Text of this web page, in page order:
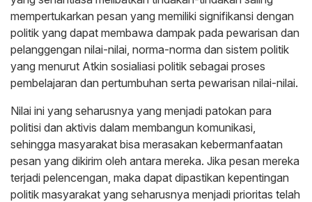
mempertukarkan pesan yang memiliki signifikansi dengan
politik yang dapat membawa dampak pada pewarisan dan
pelanggengan nilai-nilai, norma-norma dan sistem politik
yang menurut Atkin sosialiasi politik sebagai proses
pembelajaran dan pertumbuhan serta pewarisan nilai-nilai.
Nilai ini yang seharusnya yang menjadi patokan para
politisi dan aktivis dalam membangun komunikasi,
sehingga masyarakat bisa merasakan kebermanfaatan
pesan yang dikirim oleh antara mereka. Jika pesan mereka
terjadi pelencengan, maka dapat dipastikan kepentingan
politik masyarakat yang seharusnya menjadi prioritas telah